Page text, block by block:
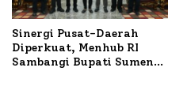
Sinergi Pusat-Daerah
Diperkuat, Menhub RI
Sambangi Bupati Sumenep